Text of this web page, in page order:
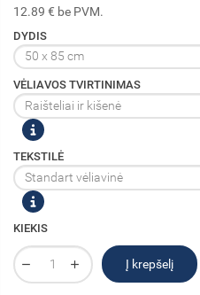
12.89 € be PVM.
DYDIS
VĖLIAVOS TVIRTINIMAS
TEKSTILĖ
KIEKIS
Į krepšelį